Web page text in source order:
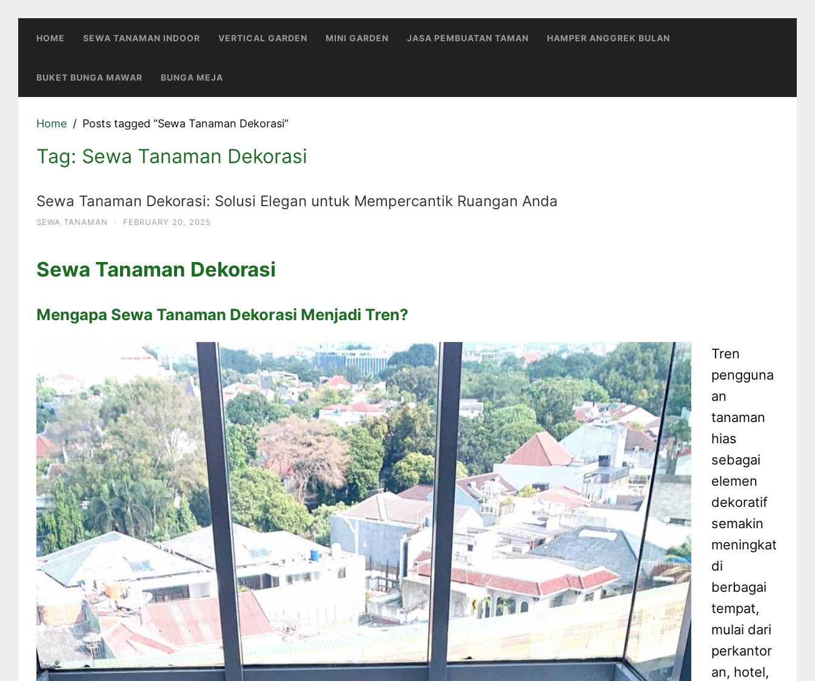
HOME SEWA TANAMAN INDOOR VERTICAL GARDEN MINI GARDEN JASA PEMBUATAN TAMAN HAMPER ANGGREK BULAN
BUKET BUNGA MAWAR BUNGA MEJA
Home Posts tagged “Sewa Tanaman Dekorasi”
Tag: Sewa Tanaman Dekorasi
Sewa Tanaman Dekorasi: Solusi Elegan untuk Mempercantik Ruangan Anda
SEWA TANAMAN · FEBRUARY 20, 2025
Sewa Tanaman Dekorasi
Mengapa Sewa Tanaman Dekorasi Menjadi Tren?
Tren
pengguna
an
tanaman
hias
sebagai
elemen
dekoratif
semakin
meningkat
di
berbagai
tempat,
mulai dari
perkantor
an, hotel,